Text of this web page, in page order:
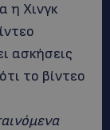
η Χινγκ
ασκήσεις
το βίντεο